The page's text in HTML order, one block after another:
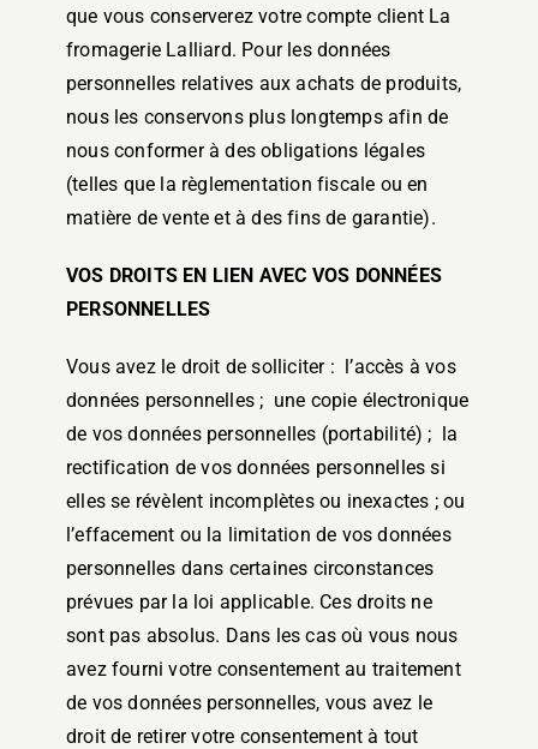
que vous conserverez votre compte client La
fromagerie Lalliard. Pour les données
personnelles relatives aux achats de produits,
nous les conservons plus longtemps afin de
nous conformer à des obligations légales
(telles que la règlementation fiscale ou en
matière de vente et à des fins de garantie).
VOS DROITS EN LIEN AVEC VOS DONNÉES
PERSONNELLES
Vous avez le droit de solliciter : l’accès à vos
données personnelles ; une copie électronique
de vos données personnelles (portabilité) ; la
rectification de vos données personnelles si
elles se révèlent incomplètes ou inexactes ; ou
l’effacement ou la limitation de vos données
personnelles dans certaines circonstances
prévues par la loi applicable. Ces droits ne
sont pas absolus. Dans les cas où vous nous
avez fourni votre consentement au traitement
de vos données personnelles, vous avez le
droit de retirer votre consentement à tout